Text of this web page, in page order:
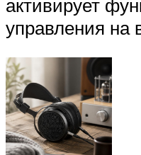
активирует
управления